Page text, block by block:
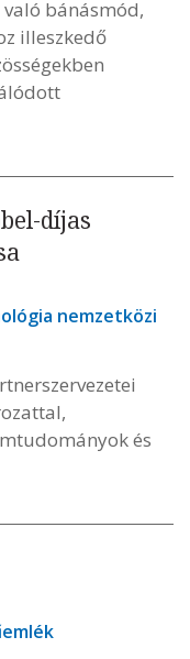
bánásmód,
illeszkedő
díjas
nemzetközi
és